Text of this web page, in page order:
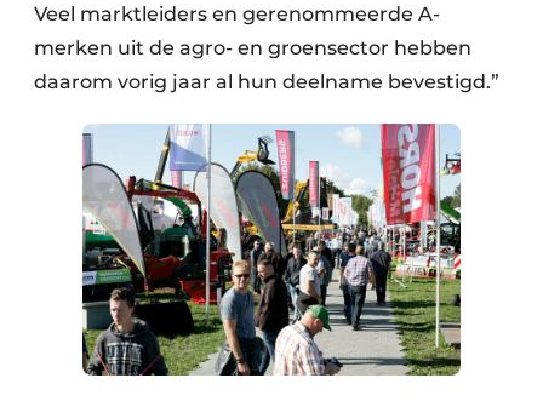
Veel marktleiders en gerenommeerde A-
merken uit de agro- en groensector hebben
daarom vorig jaar al hun deelname bevestigd.”